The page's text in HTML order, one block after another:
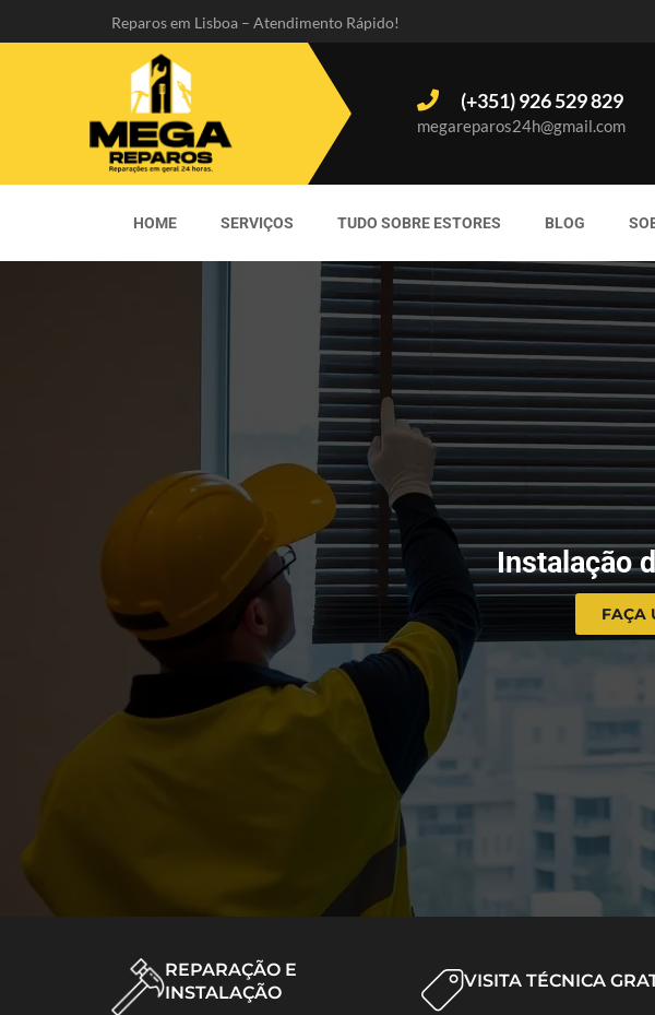
Reparos em Lisboa – Atendimento Rápido!
(+351) 926 529 829
megareparos24h@gmail.com
HOME SERVIÇOS TUDO SOBRE ESTORES BLOG
Instalação
FAÇA
REPARAÇÃO E
INSTALAÇÃO
VISITA TÉCNICA